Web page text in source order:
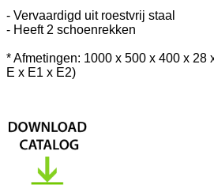
- Vervaardigd uit roestvrij staal
- Heeft 2 schoenrekken
* Afmetingen: 1000 x 500 x 400 x 28
E x E1 x E2)